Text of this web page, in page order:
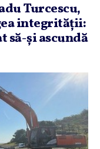
Turcescu,
integrităţii:
să-şi ascundă